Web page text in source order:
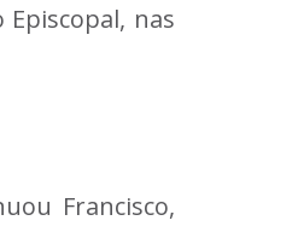
nas
Francisco,